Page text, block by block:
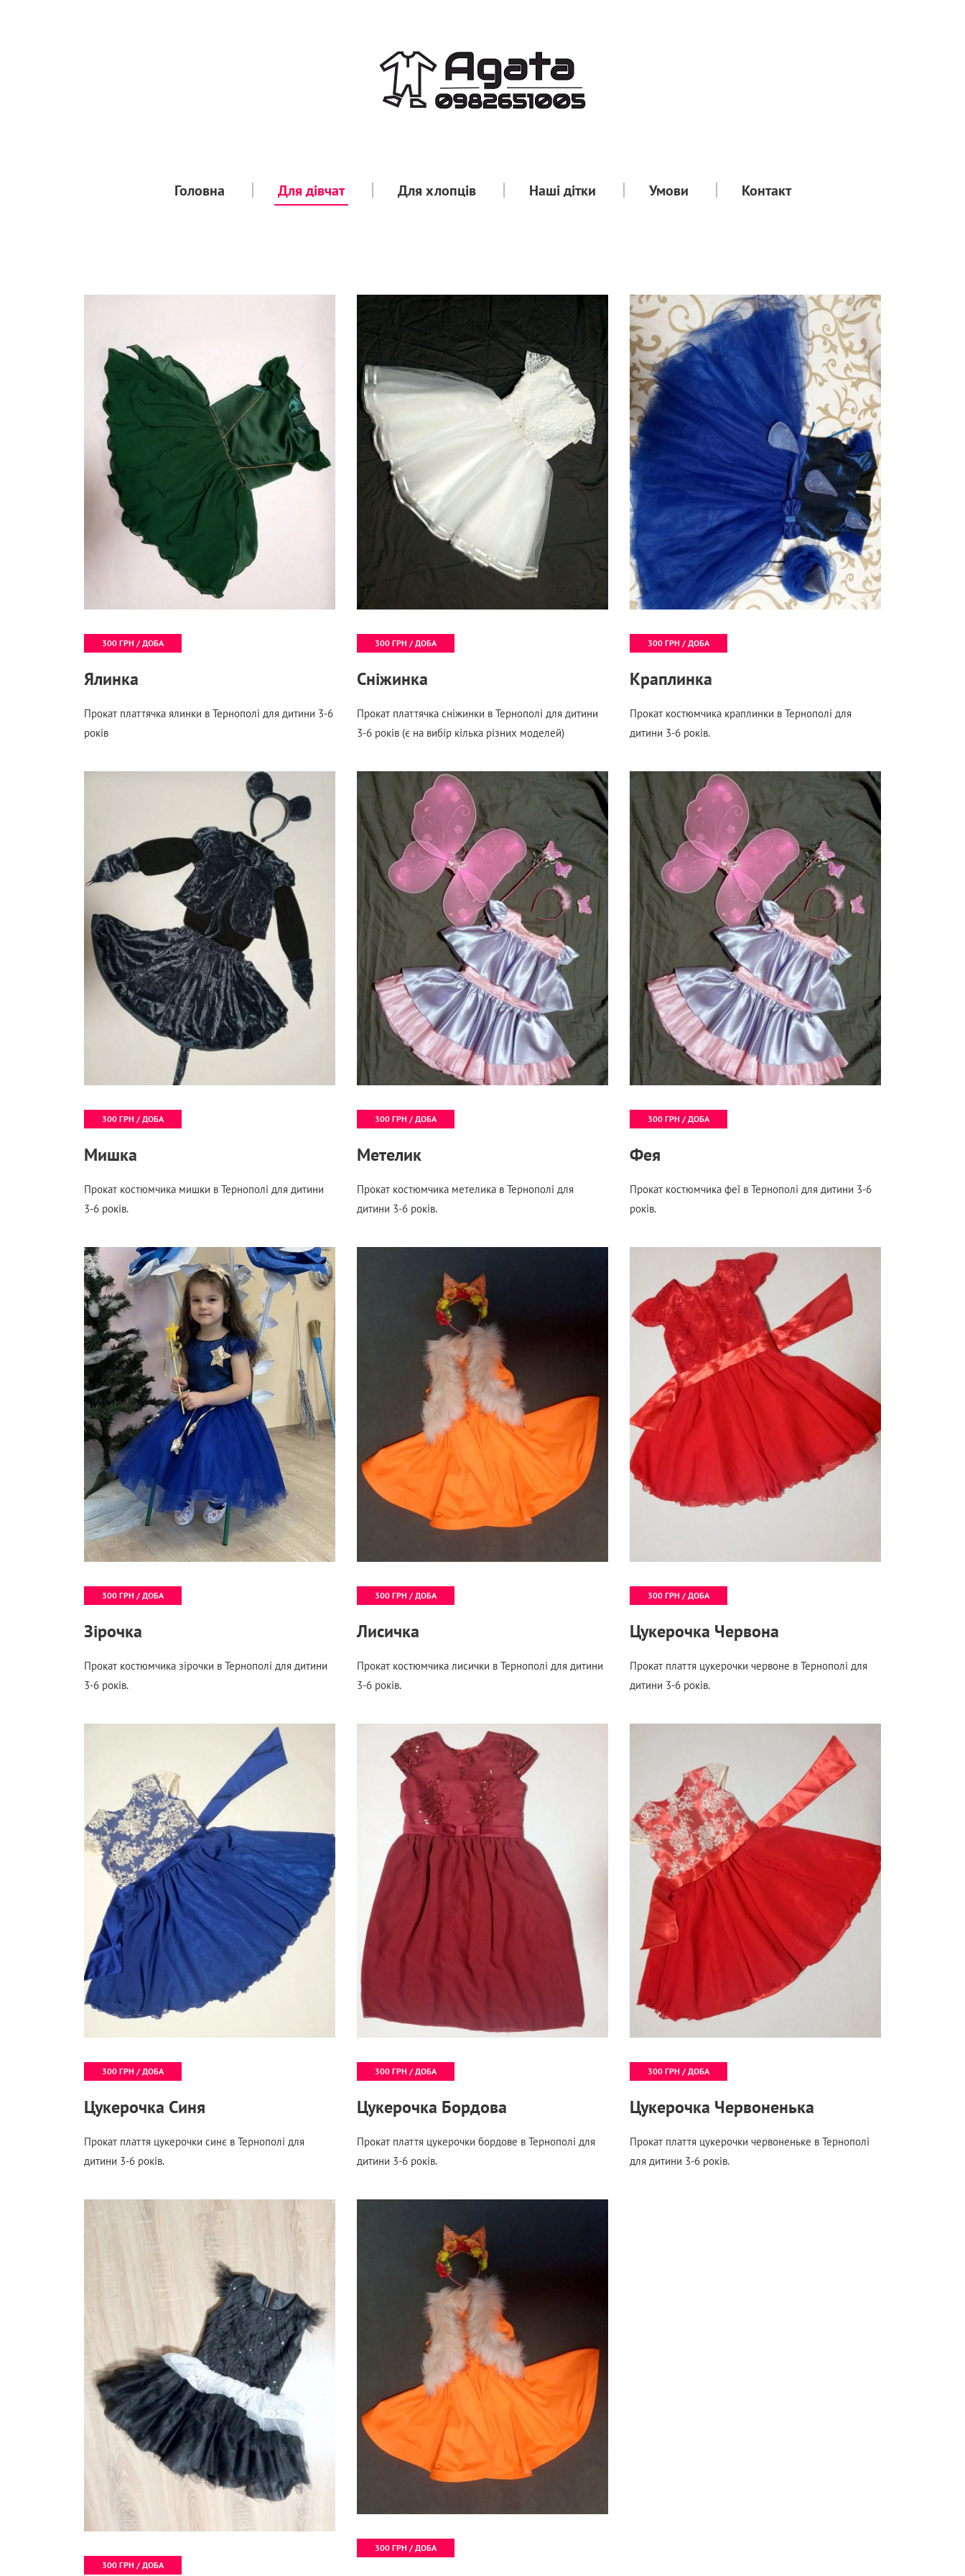
Головна Для дівчат Для хлопців Наші дітки Умови Контакт
300 ГРН / ДОБА
Ялинка
Прокат платтячка ялинки в Тернополі для дитини 3-6
років
300 ГРН / ДОБА
Cніжинка
Прокат платтячка сніжинки в Тернополі для дитини
3-6 років (є на вибір кілька різних моделей)
300 ГРН / ДОБА
Краплинка
Прокат костюмчика краплинки в Тернополі для
дитини 3-6 років.
300 ГРН / ДОБА
Мишка
Прокат костюмчика мишки в Тернополі для дитини
3-6 років.
300 ГРН / ДОБА
Метелик
Прокат костюмчика метелика в Тернополі для
дитини 3-6 років.
300 ГРН / ДОБА
Фея
Прокат костюмчика феї в Тернополі для дитини 3-6
років.
300 ГРН / ДОБА
Зірочка
Прокат костюмчика зірочки в Тернополі для дитини
3-6 років.
300 ГРН / ДОБА
Лисичка
Прокат костюмчика лисички в Тернополі для дитини
3-6 років.
300 ГРН / ДОБА
Цукерочка Червона
Прокат плаття цукерочки червоне в Тернополі для
дитини 3-6 років.
300 ГРН / ДОБА
Цукерочка Синя
Прокат плаття цукерочки синє в Тернополі для
дитини 3-6 років.
300 ГРН / ДОБА
Цукерочка Бордова
Прокат плаття цукерочки бордове в Тернополі для
дитини 3-6 років.
300 ГРН / ДОБА
Цукерочка Червоненька
Прокат плаття цукерочки червоненьке в Тернополі
для дитини 3-6 років.
300 ГРН / ДОБА
300 ГРН / ДОБА